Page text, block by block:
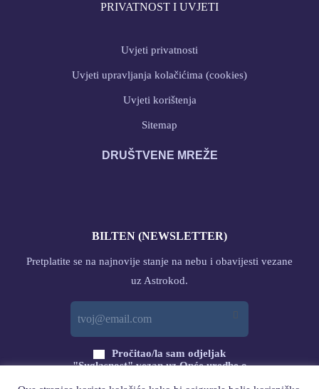
PRIVATNOST I UVJETI
Uvjeti privatnosti
Uvjeti upravljanja kolačićima (cookies)
Uvjeti korištenja
Sitemap
DRUŠTVENE MREŽE
BILTEN (NEWSLETTER)
Pretplatite se na najnovije stanje na nebu i obavijesti vezane
uz Astrokod.
Pročitao/la sam odjeljak
"Suglasnost" vezan uz Opće uredbe o